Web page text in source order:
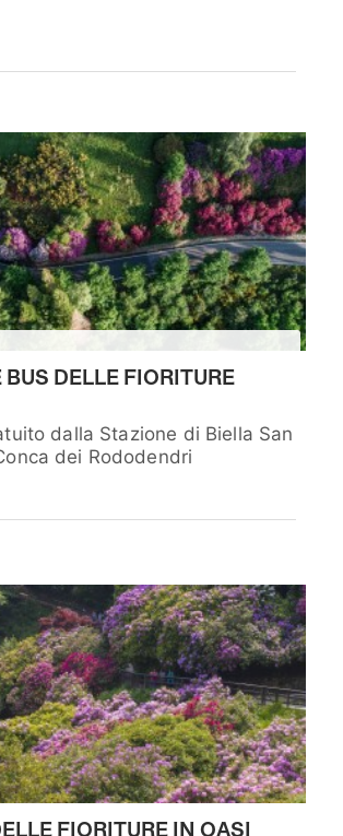
BUS DELLE FIORITURE
dalla Stazione di Biella San
dei Rododendri
FIORITURE IN OASI